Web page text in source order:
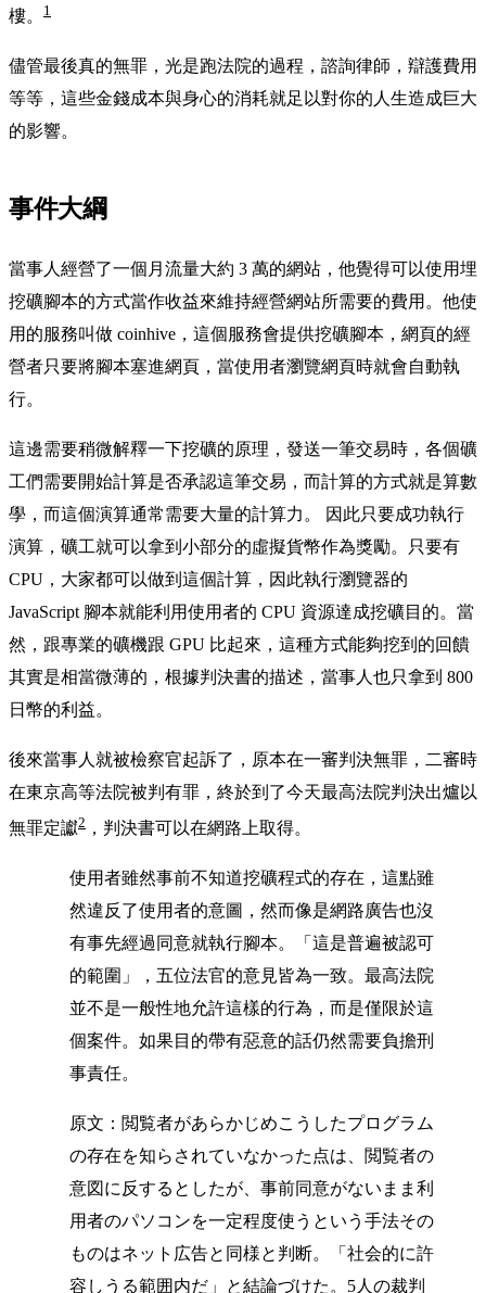
樓。
1
儘管最後真的無罪，光是跑法院的過程，諮詢律師，辯護費用
等等，這些金錢成本與身心的消耗就足以對你的人生造成巨大
的影響。
事件大綱
當事人經營了一個月流量大約 3 萬的網站，他覺得可以使用埋
挖礦腳本的方式當作收益來維持經營網站所需要的費用。他使
用的服務叫做 coinhive，這個服務會提供挖礦腳本，網頁的經
營者只要將腳本塞進網頁，當使用者瀏覽網頁時就會自動執
行。
這邊需要稍微解釋一下挖礦的原理，發送一筆交易時，各個礦
工們需要開始計算是否承認這筆交易，而計算的方式就是算數
學，而這個演算通常需要大量的計算力。 因此只要成功執行
演算，礦工就可以拿到小部分的虛擬貨幣作為獎勵。只要有
CPU，大家都可以做到這個計算，因此執行瀏覽器的
JavaScript 腳本就能利用使用者的 CPU 資源達成挖礦目的。當
然，跟專業的礦機跟 GPU 比起來，這種方式能夠挖到的回饋
其實是相當微薄的，根據判決書的描述，當事人也只拿到 800
日幣的利益。
後來當事人就被檢察官起訴了，原本在一審判決無罪，二審時
在東京高等法院被判有罪，終於到了今天最高法院判決出爐以
無罪定讞2 ，判決書可以在網路上取得。
使用者雖然事前不知道挖礦程式的存在，這點雖
然違反了使用者的意圖，然而像是網路廣告也沒
有事先經過同意就執行腳本。「這是普遍被認可
的範圍」，五位法官的意見皆為一致。最高法院
並不是一般性地允許這樣的行為，而是僅限於這
個案件。如果目的帶有惡意的話仍然需要負擔刑
事責任。
原文：閲覧者があらかじめこうしたプログラム
の存在を知らされていなかった点は、閲覧者の
意図に反するとしたが、事前同意がないまま利
用者のパソコンを一定程度使うという手法その
ものはネット広告と同様と判断。「社会的に許
容しうる範囲内だ」と結論づけた。5人の裁判